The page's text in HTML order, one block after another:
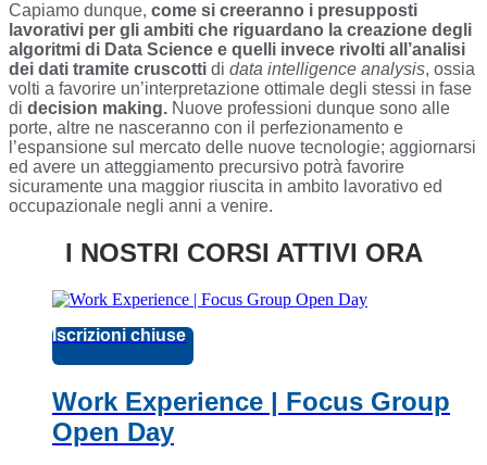
Capiamo dunque, come si creeranno i presupposti
lavorativi per gli ambiti che riguardano la creazione degli
algoritmi di Data Science e quelli invece rivolti all’analisi
dei dati tramite cruscotti di data intelligence analysis, ossia
volti a favorire un’interpretazione ottimale degli stessi in fase
di decision making. Nuove professioni dunque sono alle
porte, altre ne nasceranno con il perfezionamento e
l’espansione sul mercato delle nuove tecnologie; aggiornarsi
ed avere un atteggiamento precursivo potrà favorire
sicuramente una maggior riuscita in ambito lavorativo ed
occupazionale negli anni a venire.
I NOSTRI CORSI ATTIVI ORA
Iscrizioni chiuse
Work Experience | Focus Group
Open Day